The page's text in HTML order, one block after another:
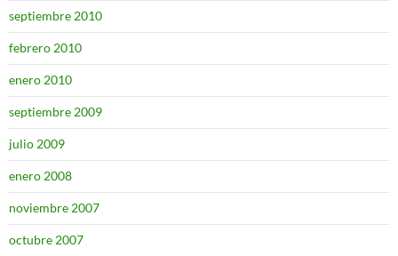
septiembre 2010
febrero 2010
enero 2010
septiembre 2009
julio 2009
enero 2008
noviembre 2007
octubre 2007